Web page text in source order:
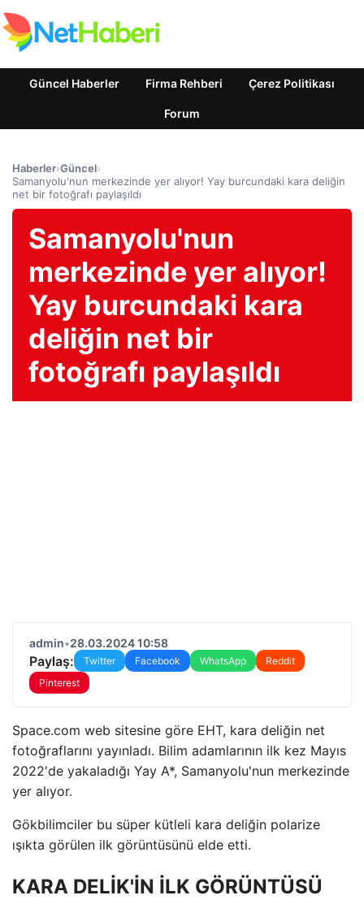
Güncel Haberler Firma Rehberi Çerez Politikası
Forum
Haberler›Güncel›
Samanyolu'nun merkezinde yer alıyor! Yay burcundaki kara deliğin
net bir fotoğrafı paylaşıldı
Samanyolu'nun
merkezinde yer alıyor!
Yay burcundaki kara
deliğin net bir
fotoğrafı paylaşıldı
admin•28.03.2024 10:58
Paylaş: Twitter Facebook WhatsApp
Reddit
Pinterest
Space.com web sitesine göre EHT, kara deliğin net
fotoğraflarını yayınladı. Bilim adamlarının ilk kez Mayıs
2022'de yakaladığı Yay A*, Samanyolu'nun merkezinde
yer alıyor.
Gökbilimciler bu süper kütleli kara deliğin polarize
ışıkta görülen ilk görüntüsünü elde etti.
KARA DELİK'İN İLK GÖRÜNTÜSÜ